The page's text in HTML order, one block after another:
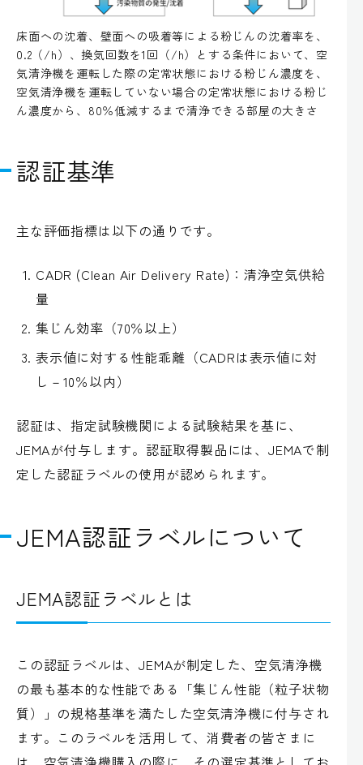
床面への沈着、壁面への吸着等による粉じんの沈着率を、
0.2（/h）、換気回数を1回（/h）とする条件において、空
気清浄機を運転した際の定常状態における粉じん濃度を、
空気清浄機を運転していない場合の定常状態における粉じ
ん濃度から、80％低減するまで清浄できる部屋の大きさ
認証基準
主な評価指標は以下の通りです。
CADR (Clean Air Delivery Rate)：清浄空気供給
量
集じん効率（70％以上）
表示値に対する性能乖離（CADRは表示値に対
し－10％以内）
認証は、指定試験機関による試験結果を基に、
JEMAが付与します。認証取得製品には、JEMAで制
定した認証ラベルの使用が認められます。
JEMA認証ラベルについて
JEMA認証ラベルとは
この認証ラベルは、JEMAが制定した、空気清浄機
の最も基本的な性能である「集じん性能（粒子状物
質）」の規格基準を満たした空気清浄機に付与され
ます。このラベルを活用して、消費者の皆さまに